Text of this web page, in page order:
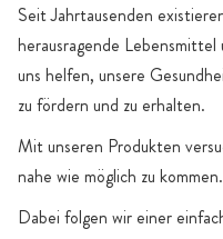
Seit Jahrtausenden
herausragende
uns helfen, unsere
zu fördern und zu erhalten.
Mit unseren Produkten
nahe wie möglich zu kommen.
Dabei folgen wir einer